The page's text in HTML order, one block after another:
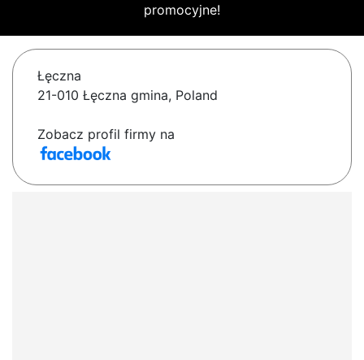
promocyjne!
Łęczna
21-010 Łęczna gmina, Poland
Zobacz profil firmy na